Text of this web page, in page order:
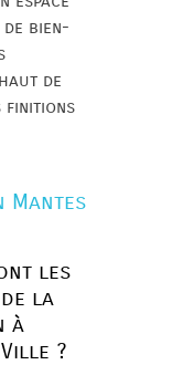
bien-
de
finitions
Mantes
les
la
à
?